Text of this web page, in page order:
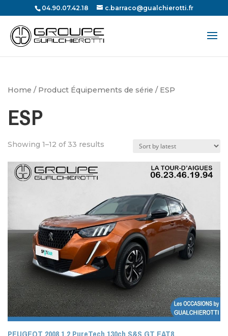
04.90.07.42.18 c.barraco@gualchierotti.fr
Recherche
de
produits
Home / Product Équipements de série / ESP
ESP
Showing 1–12 of 33 results
PEUGEOT 2008 1.2 PureTech 130ch S&S GT EAT8